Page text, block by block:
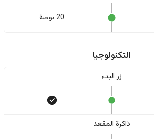
20 بوصة
التكنولوجيا
زر البدء
ذاكرة المقعد